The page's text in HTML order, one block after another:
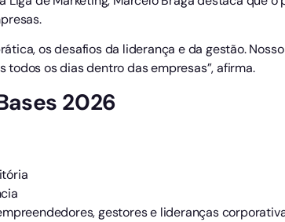
os desafios da liderança e da gestão.
os dias dentro das empresas”, afirma.
2026
gestores e lideranças